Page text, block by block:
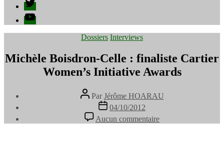
YouTube
Catégories
Dossiers Interviews
Michèle Boisdron-Celle : finaliste Cartier
Women’s Initiative Awards
Auteur
de
l’article
Par Jérôme HOARAU
Date
l’article
04/10/2012
Aucun commentaire
Michèle